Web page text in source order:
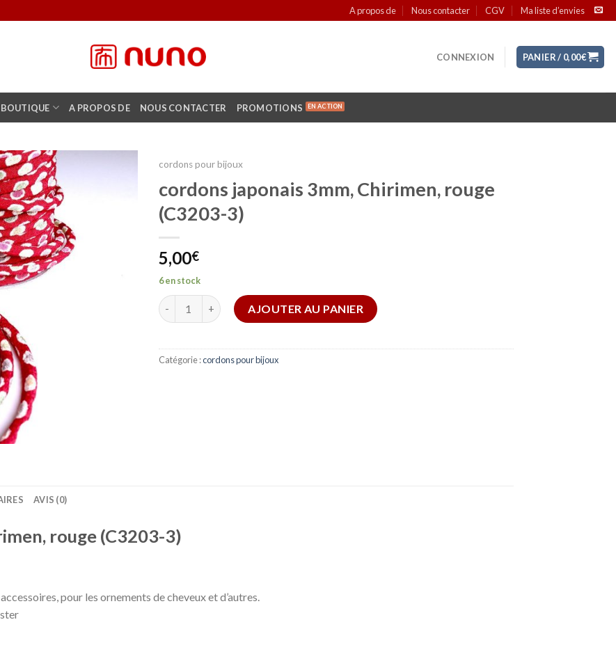
A propos de Nous contacter CGV Ma liste d’envies
CONNEXION PANIER / 0,00€
BOUTIQUE A PROPOS DE NOUS CONTACTER PROMOTIONS
cordons pour bijoux
cordons japonais 3mm, Chirimen, rouge
(C3203-3)
5,00€
6 en stock
quantité de cordons japonais 3mm, Chirimen, rouge (C3203-3)
AJOUTER AU PANIER
Catégorie :cordons pour bijoux
AVIS (0)
rouge (C3203-3)
pour les ornements de cheveux et d’autres.